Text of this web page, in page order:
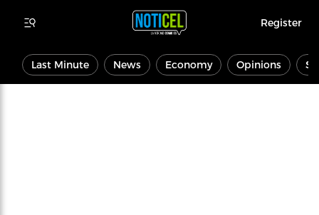
Register
Last Minute News Economy Opinions